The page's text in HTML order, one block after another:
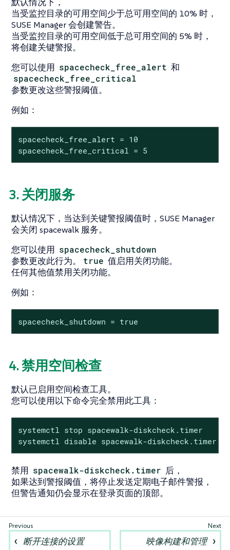
当受监控目录的可用空间少于总可用空间的 10% 时，
SUSE Manager 会创建警告。
当受监控目录的可用空间低于总可用空间的 5% 时，
将创建关键警报。
您可以使用 spacecheck_free_alert 和
spacecheck_free_critical
参数更改这些警报阈值。
例如：
spacecheck_free_alert = 10
spacecheck_free_critical = 5
3. 关闭服务
默认情况下，当达到关键警报阈值时，SUSE Manager
会关闭 spacewalk 服务。
您可以使用 spacecheck_shutdown
参数更改此行为。 true 值启用关闭功能。
任何其他值禁用关闭功能。
例如：
spacecheck_shutdown = true
4. 禁用空间检查
默认已启用空间检查工具。
您可以使用以下命令完全禁用此工具：
systemctl stop spacewalk-diskcheck.timer
systemctl disable spacewalk-diskcheck.timer
禁用 spacewalk-diskcheck.timer 后，
如果达到警报阈值，将停止发送定期电子邮件警报，
但警告通知仍会显示在登录页面的顶部。
断开连接的设置 映像构建和管理